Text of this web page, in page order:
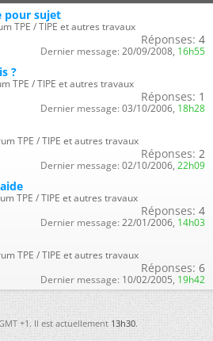
pour sujet
TPE / TIPE et autres travaux
Réponses: 4
Dernier message: 20/09/2008, 16h55
?
TPE / TIPE et autres travaux
Réponses: 1
Dernier message: 03/10/2006, 18h28
TPE / TIPE et autres travaux
Réponses: 2
Dernier message: 02/10/2006, 22h09
TPE / TIPE et autres travaux
Réponses: 4
Dernier message: 22/01/2006, 14h03
TPE / TIPE et autres travaux
Réponses: 6
Dernier message: 10/02/2005, 19h42
+1. Il est actuellement13h30.